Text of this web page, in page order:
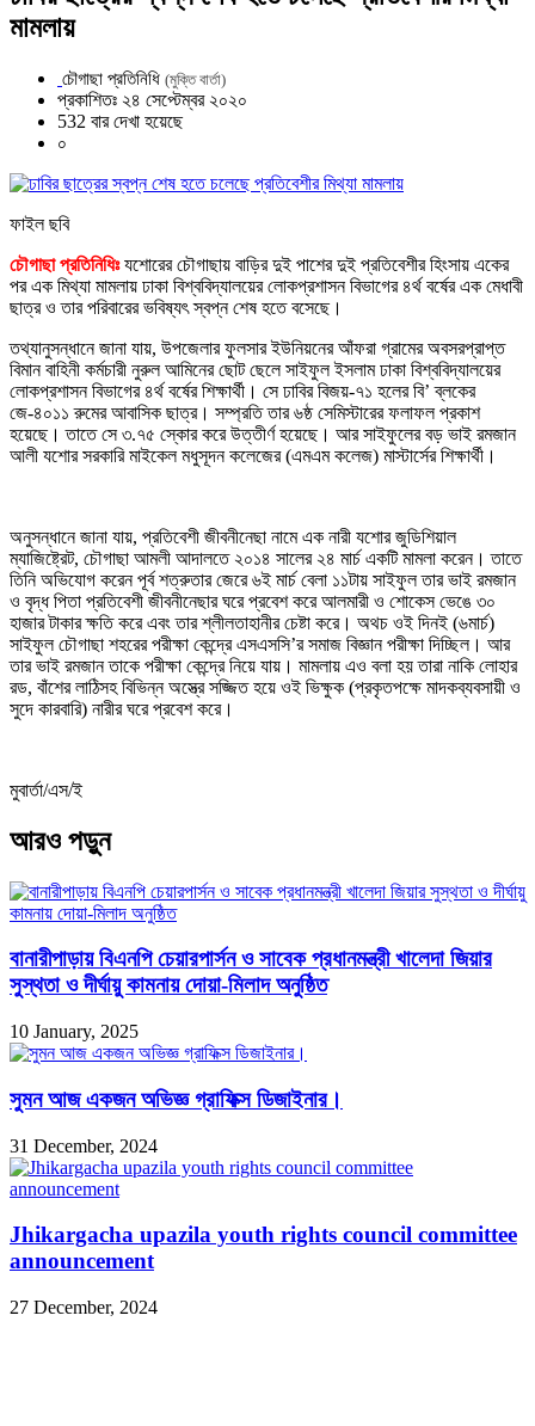
মামলায়
চৌগাছা প্রতিনিধি (মুক্তি বার্তা)
প্রকাশিতঃ ২৪ সেপ্টেম্বর ২০২০
532 বার দেখা হয়েছে
০
ফাইল ছবি
চৌগাছা প্রতিনিধিঃ যশোরের চৌগাছায় বাড়ির দুই পাশের দুই প্রতিবেশীর হিংসায় একের
পর এক মিথ্যা মামলায় ঢাকা বিশ্ববিদ্যালয়ের লোকপ্রশাসন বিভাগের ৪র্থ বর্ষের এক মেধাবী
ছাত্র ও তার পরিবারের ভবিষ্যৎ স্বপ্ন শেষ হতে বসেছে।
তথ্যানুসন্ধানে জানা যায়, উপজেলার ফুলসার ইউনিয়নের আঁফরা গ্রামের অবসরপ্রাপ্ত
বিমান বাহিনী কর্মচারী নুরুল আমিনের ছোট ছেলে সাইফুল ইসলাম ঢাকা বিশ্ববিদ্যালয়ের
লোকপ্রশাসন বিভাগের ৪র্থ বর্ষের শিক্ষার্থী। সে ঢাবির বিজয়-৭১ হলের বি’ ব্লকের
জে-৪০১১ রুমের আবাসিক ছাত্র। সম্প্রতি তার ৬ষ্ঠ সেমিস্টারের ফলাফল প্রকাশ
হয়েছে। তাতে সে ৩.৭৫ স্কোর করে উত্তীর্ণ হয়েছে। আর সাইফুলের বড় ভাই রমজান
আলী যশোর সরকারি মাইকেল মধুসূদন কলেজের (এমএম কলেজ) মাস্টার্সের শিক্ষার্থী।
অনুসন্ধানে জানা যায়, প্রতিবেশী জীবনীনেছা নামে এক নারী যশোর জুডিশিয়াল
ম্যাজিষ্ট্রেট, চৌগাছা আমলী আদালতে ২০১৪ সালের ২৪ মার্চ একটি মামলা করেন। তাতে
তিনি অভিযোগ করেন পূর্ব শত্রুতার জেরে ৬ই মার্চ বেলা ১১টায় সাইফুল তার ভাই রমজান
ও বৃদ্ধ পিতা প্রতিবেশী জীবনীনেছার ঘরে প্রবেশ করে আলমারী ও শোকেস ভেঙে ৩০
হাজার টাকার ক্ষতি করে এবং তার শ্লীলতাহানীর চেষ্টা করে। অথচ ওই দিনই (৬মার্চ)
সাইফুল চৌগাছা শহরের পরীক্ষা কেন্দ্রে এসএসসি’র সমাজ বিজ্ঞান পরীক্ষা দিচ্ছিল। আর
তার ভাই রমজান তাকে পরীক্ষা কেন্দ্রে নিয়ে যায়। মামলায় এও বলা হয় তারা নাকি লোহার
রড, বাঁশের লাঠিসহ বিভিন্ন অস্ত্রে সজ্জিত হয়ে ওই ভিক্ষুক (প্রকৃতপক্ষে মাদকব্যবসায়ী ও
সুদে কারবারি) নারীর ঘরে প্রবেশ করে।
মুবার্তা/এস/ই
আরও পড়ুন
বানারীপাড়ায় বিএনপি চেয়ারপার্সন ও সাবেক প্রধানমন্ত্রী খালেদা জিয়ার
সুস্থতা ও দীর্ঘায়ু কামনায় দোয়া-মিলাদ অনুষ্ঠিত
10 January, 2025
সুমন আজ একজন অভিজ্ঞ গ্রাফিক্স ডিজাইনার।
31 December, 2024
Jhikargacha upazila youth rights council committee
announcement
27 December, 2024